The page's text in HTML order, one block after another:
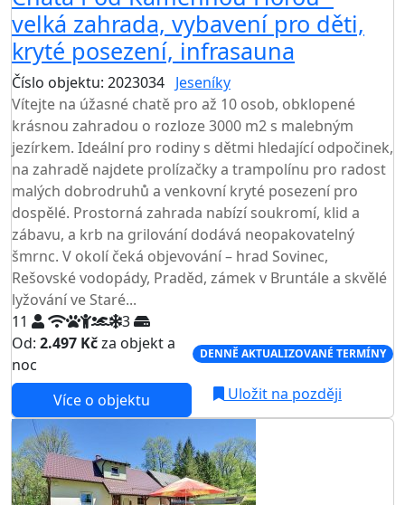
velká zahrada, vybavení pro děti,
kryté posezení, infrasauna
Číslo objektu: 2023034 Jeseníky
Vítejte na úžasné chatě pro až 10 osob, obklopené
krásnou zahradou o rozloze 3000 m2 s malebným
jezírkem. Ideální pro rodiny s dětmi hledající odpočinek,
na zahradě najdete prolízačky a trampolínu pro radost
malých dobrodruhů a venkovní kryté posezení pro
dospělé. Prostorná zahrada nabízí soukromí, klid a
zábavu, a krb na grilování dodává neopakovatelný
šmrnc. V okolí čeká objevování – hrad Sovinec,
Rešovské vodopády, Praděd, zámek v Bruntále a skvělé
lyžování ve Staré...
11
3
Od: 2.497 Kčza objekt a
noc
DENNĚ AKTUALIZOVANÉ TERMÍNY
Více o objektu
Uložit na později